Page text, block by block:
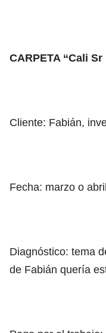
CARPETA “Cali
Cliente: Fabián,
Fecha: marzo o
Diagnóstico: tema
de Fabián quería